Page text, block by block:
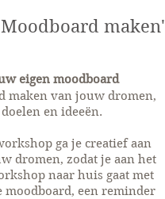
maken'
eigen moodboard
maken van jouw dromen,
en ideeën.
ga je creatief aan
dromen, zodat je aan het
naar huis gaat met
een reminder